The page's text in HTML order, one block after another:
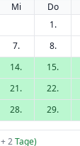
Mi Do
1.
7. 8.
14. 15.
21. 22.
28. 29.
+ 2Tage)